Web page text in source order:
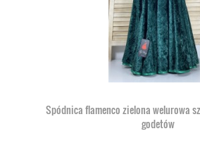
Spódnica flamenco zielona welurowa
godetów